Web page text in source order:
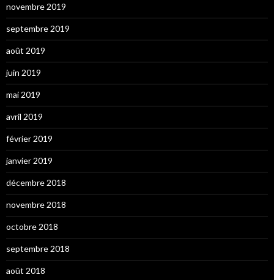
novembre 2019
septembre 2019
août 2019
juin 2019
mai 2019
avril 2019
février 2019
janvier 2019
décembre 2018
novembre 2018
octobre 2018
septembre 2018
août 2018